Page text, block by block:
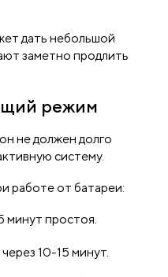
дать небольшой
заметно продлить
режим
не должен долго
систему.
работе от батареи:
минут простоя.
10-15 минут.